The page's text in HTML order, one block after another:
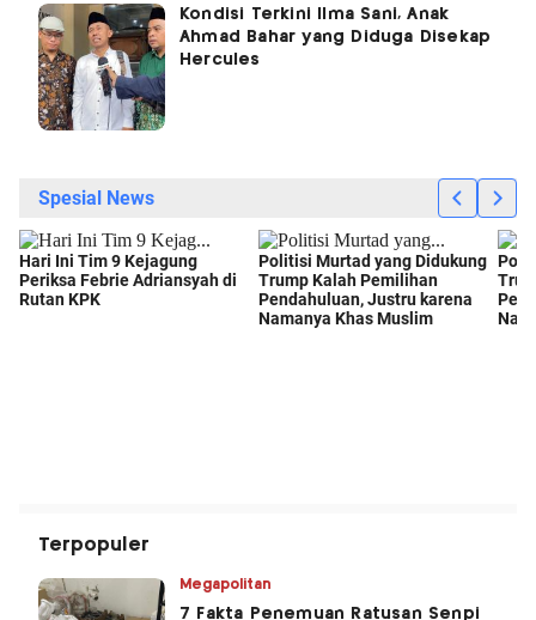
Kondisi Terkini Ilma Sani, Anak
Ahmad Bahar yang Diduga Disekap
Hercules
Terpopuler
Megapolitan
7 Fakta Penemuan Ratusan Senpi